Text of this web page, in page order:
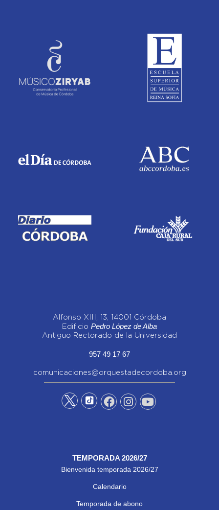
Alfonso XIII, 13, 14001 Córdoba
Edificio Pedro López de Alba
Antiguo Rectorado de la Universidad
957 49 17 67
comunicaciones@orquestadecordoba.org
TEMPORADA 2026/27
Bienvenida temporada 2026/27
Calendario
Temporada de abono